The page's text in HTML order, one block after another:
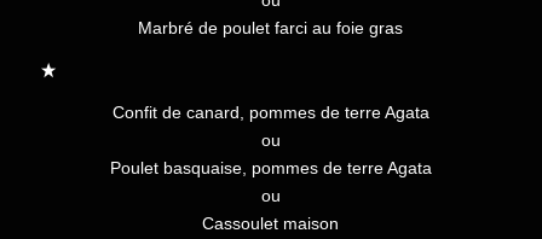
Marbré de poulet farci au foie gras
Confit de canard, pommes de terre Agata
ou
Poulet basquaise, pommes de terre Agata
ou
Cassoulet maison